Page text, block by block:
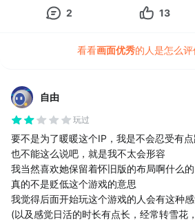
5.服装挺好看的，不过风格比较偏向甜美
讨好，因为无论是什么主题，基本都是一
6.还有一点特别重要的，就是里面的服装制
需要的服装也特别难制作。首先它可能会
量来自限次数关卡的A，然后要一堆A来制
作C...并且需要的材料特别多，没有充够50
荡，并且掉率材料特别少，有很多是要那种
料，所以一套衣服可能要几个星期。当然
可能要...不清楚了，因为还没有刷到。
7.基本没有什么调查问卷，游戏里的毛病也
了也没有用，毕竟我说的那些问题以前就有
来只会让本来就不那么喜欢的游戏变得折磨到要
些效果，看完这个点击一次不太可能会响应的确
码改不了，那我真的也是新时代游戏人无法再适
法接受！游戏很好，但是玩起来真的好折磨，再
2 13
看看画面优秀的人是怎么评
自由
玩过
要不是为了暖暖这个IP，我是不会忍受有
也不能这么说吧，就是我不太会形容
我当然喜欢她保留着怀旧版的布局啊什么
真的不是贬低这个游戏的意思
我觉得后面开始玩这个游戏的人会有这种
(以及感觉日活的时长有点长，经常转雪花